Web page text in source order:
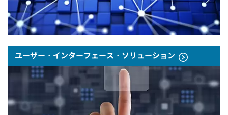
ユーザー・インターフェース・ソリューション